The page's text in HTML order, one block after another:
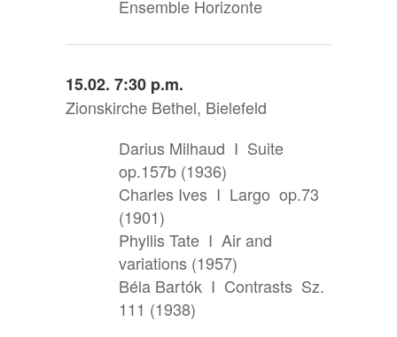
Ensemble Horizonte
15.02. 7:30 p.m.
Zionskirche Bethel, Bielefeld
Darius Milhaud I Suite
op.157b (1936)
Charles Ives I Largo op.73
(1901)
Phyllis Tate I Air and
variations (1957)
Béla Bartók I Contrasts Sz.
111 (1938)